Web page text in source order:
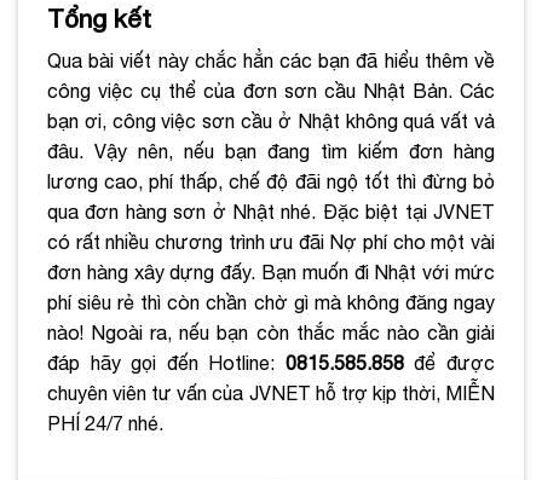
Tổng kết
Qua bài viết này chắc hẳn các bạn đã hiểu thêm về
công việc cụ thể của đơn sơn cầu Nhật Bản. Các
bạn ơi, công việc sơn cầu ở Nhật không quá vất vả
đâu. Vậy nên, nếu bạn đang tìm kiếm đơn hàng
lương cao, phí thấp, chế độ đãi ngộ tốt thì đừng bỏ
qua đơn hàng sơn ở Nhật nhé. Đặc biệt tại JVNET
có rất nhiều chương trình ưu đãi Nợ phí cho một vài
đơn hàng xây dựng đấy. Bạn muốn đi Nhật với mức
phí siêu rẻ thì còn chần chờ gì mà không đăng ngay
nào! Ngoài ra, nếu bạn còn thắc mắc nào cần giải
đáp hãy gọi đến Hotline: 0815.585.858để được
chuyên viên tư vấn của JVNET hỗ trợ kịp thời, MIỄN
PHÍ 24/7 nhé.